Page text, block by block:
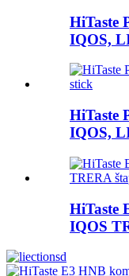
HiTaste
IQOS,
HiTaste
IQOS,
HiTaste
IQOS